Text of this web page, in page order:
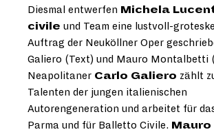
Diesmal entwerfen Michela
civile und Team eine lustvoll-
Auftrag der Neuköllner Oper
Galiero (Text) und Mauro Montalbetti
Neapolitaner Carlo Galiero zählt
Talenten der jungen italienischen
Autorengeneration und arbeitet für
Parma und für Balletto Civile. Mauro